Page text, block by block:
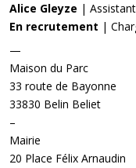
Alice Gleyze |
En recrutement |
—
Maison du Parc
33 route de Bayonne
33830 Belin Beliet
–
Mairie
20 Place Félix Arnaudin